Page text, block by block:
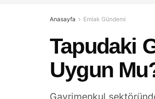
Anasayfa Emlak Gündemi
Tapudaki
Uygun
Gayrimenkul